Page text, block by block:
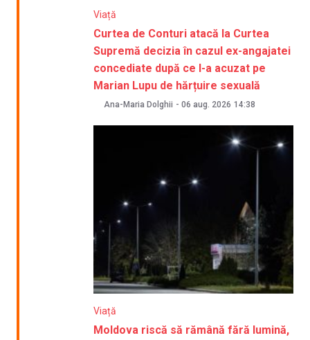
Viață
Curtea de Conturi atacă la Curtea
Supremă decizia în cazul ex-angajatei
concediate după ce l-a acuzat pe
Marian Lupu de hărțuire sexuală
Ana-Maria Dolghii - 06 aug. 2026 14:38
Viață
Moldova riscă să rămână fără lumină,